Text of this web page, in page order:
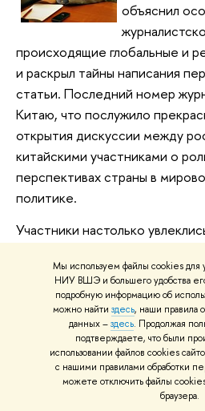
Мы используем файлы cookies для
НИУ ВШЭ и большего удобства
подробную информацию об
можно найти здесь, наши правила
данных –здесь. Продолжая
подтверждаете, что были
использовании файлов cookies
с нашими правилами обработки
можете отключить файлы
браузера.
объяснил
происходящие глобальные и
и раскрыл тайны написания
статьи. Последний номер
Китаю, что послужило
открытия дискуссии между
китайскими участниками о
перспективах страны в
политике.
Участники настолько
экскурсии по Москве,
дня. Но вот дан ответ на
прозвучали бурные овации в
участники Летней Школы
комфортабельном автобусе и
увидеть и, конечно,
интересное, что сумел